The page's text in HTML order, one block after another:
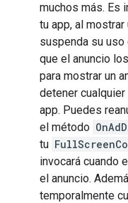
muchos más. Es
tu app, al
suspenda su
que el anuncio
para mostrar un
detener
app. Puedes
el método
tu
invocará cuando
el anuncio.
temporalmente